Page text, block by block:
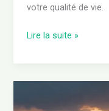
votre qualité de vie.
Lire la suite »